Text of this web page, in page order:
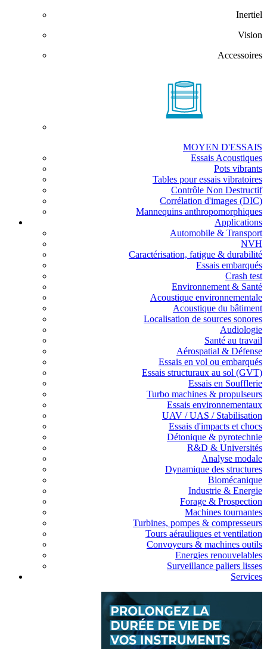
Inertiel
Vision
Accessoires
MOYEN D'ESSAIS
Essais Acoustiques
Pots vibrants
Tables pour essais vibratoires
Contrôle Non Destructif
Corrélation d'images (DIC)
Mannequins anthropomorphiques
Applications
Automobile & Transport
NVH
Caractérisation, fatigue & durabilité
Essais embarqués
Crash test
Environnement & Santé
Acoustique environnementale
Acoustique du bâtiment
Localisation de sources sonores
Audiologie
Santé au travail
Aérospatial & Défense
Essais en vol ou embarqués
Essais structuraux au sol (GVT)
Essais en Soufflerie
Turbo machines & propulseurs
Essais environnementaux
UAV / UAS / Stabilisation
Essais d'impacts et chocs
Détonique & pyrotechnie
R&D & Universités
Analyse modale
Dynamique des structures
Biomécanique
Industrie & Energie
Forage & Prospection
Machines tournantes
Turbines, pompes & compresseurs
Tours aérauliques et ventilation
Convoyeurs & machines outils
Energies renouvelables
Surveillance paliers lisses
Services